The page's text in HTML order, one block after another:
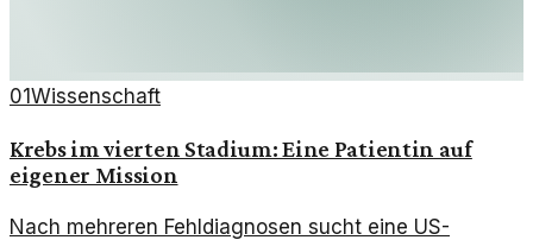
01Wissenschaft
Krebs im vierten Stadium: Eine Patientin auf
eigener Mission
Nach mehreren Fehldiagnosen sucht eine US-